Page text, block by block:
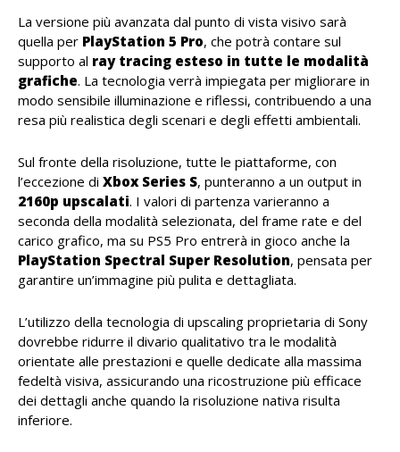
La versione più avanzata dal punto di vista visivo sarà
quella per PlayStation 5 Pro, che potrà contare sul
supporto al ray tracing esteso in tutte le modalità
grafiche. La tecnologia verrà impiegata per migliorare in
modo sensibile illuminazione e riflessi, contribuendo a una
resa più realistica degli scenari e degli effetti ambientali.
Sul fronte della risoluzione, tutte le piattaforme, con
l’eccezione di Xbox Series S, punteranno a un output in
2160p upscalati. I valori di partenza varieranno a
seconda della modalità selezionata, del frame rate e del
carico grafico, ma su PS5 Pro entrerà in gioco anche la
PlayStation Spectral Super Resolution, pensata per
garantire un’immagine più pulita e dettagliata.
L’utilizzo della tecnologia di upscaling proprietaria di Sony
dovrebbe ridurre il divario qualitativo tra le modalità
orientate alle prestazioni e quelle dedicate alla massima
fedeltà visiva, assicurando una ricostruzione più efficace
dei dettagli anche quando la risoluzione nativa risulta
inferiore.